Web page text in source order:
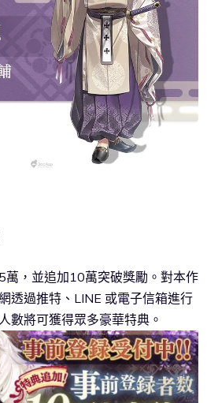
萬，並追加10萬突破獎勵。對本作
透過推特、LINE 或電子信箱進行
數將可獲得眾多豪華特典。